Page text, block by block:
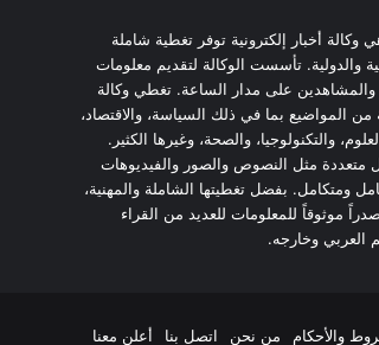
وكالة أخبار إلكترونية توفر تغطية شاملة
والدولية. تأسست الوكالة لتقديم معلومات
والمشاهدين على مدار الساعة. تغطي وكالة
المواضيع بما في ذلك السياسة، والاقتصاد،
والتكنولوجيا، والصحة، وغيرها الكثير.
متعددة مثل النصوص والصور والفيديوهات
ومتكامل. بفضل تغطيتها الشاملة والمهنية،
موثوقاً للمعلومات للعديد من القراء
العربي وخارجه.
والأحكام من نحن اتصل بنا أعلن معنا